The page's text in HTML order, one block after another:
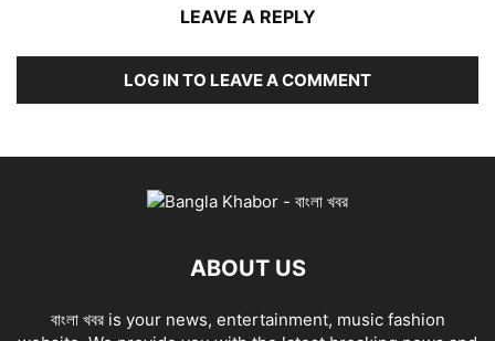
LEAVE A REPLY
LOG IN TO LEAVE A COMMENT
ABOUT US
বাংলা খবর is your news, entertainment, music fashion